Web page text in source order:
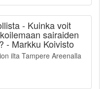
- Kuinka voit
sairaiden
- Markku Koivisto
ilta Tampere Areenalla